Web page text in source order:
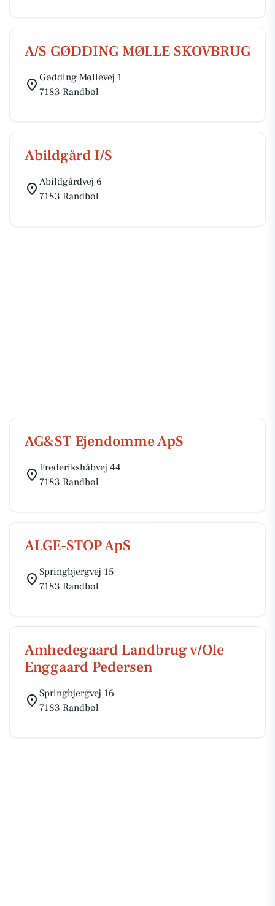
A/S GØDDING MØLLE SKOVBRUG
Gødding Møllevej 1
7183 Randbøl
Abildgård I/S
Abildgårdvej 6
7183 Randbøl
AG&ST Ejendomme ApS
Frederikshåbvej 44
7183 Randbøl
ALGE-STOP ApS
Springbjergvej 15
7183 Randbøl
Amhedegaard Landbrug v/Ole
Enggaard Pedersen
Springbjergvej 16
7183 Randbøl